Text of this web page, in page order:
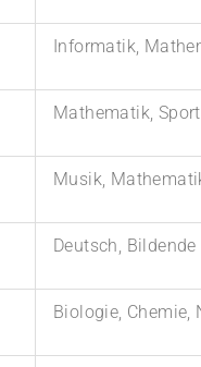
Informatik,
Mathematik, Sport
Musik,
Deutsch,
Biologie, Chemie,